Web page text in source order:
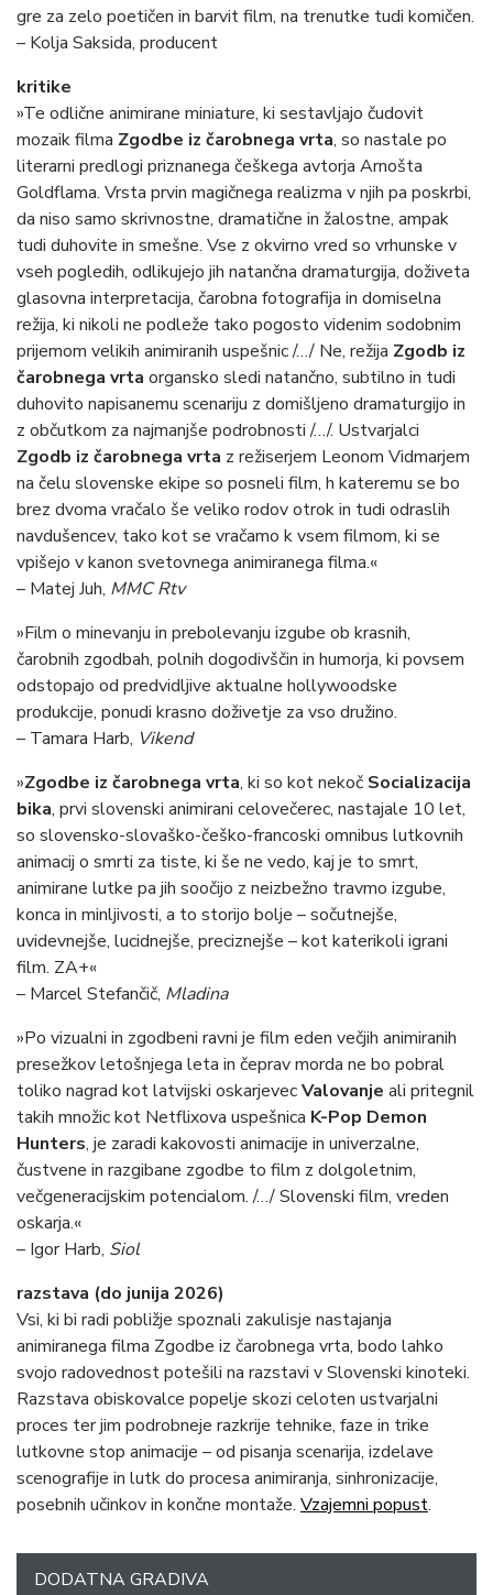
gre za zelo poetičen in barvit film, na trenutke tudi komičen.
– Kolja Saksida, producent
kritike
»Te odlične animirane miniature, ki sestavljajo čudovit
mozaik filma Zgodbe iz čarobnega vrta, so nastale po
literarni predlogi priznanega češkega avtorja Arnošta
Goldflama. Vrsta prvin magičnega realizma v njih pa poskrbi,
da niso samo skrivnostne, dramatične in žalostne, ampak
tudi duhovite in smešne. Vse z okvirno vred so vrhunske v
vseh pogledih, odlikujejo jih natančna dramaturgija, doživeta
glasovna interpretacija, čarobna fotografija in domiselna
režija, ki nikoli ne podleže tako pogosto videnim sodobnim
prijemom velikih animiranih uspešnic /…/ Ne, režija Zgodb iz
čarobnega vrta organsko sledi natančno, subtilno in tudi
duhovito napisanemu scenariju z domišljeno dramaturgijo in
z občutkom za najmanjše podrobnosti /…/. Ustvarjalci
Zgodb iz čarobnega vrta z režiserjem Leonom Vidmarjem
na čelu slovenske ekipe so posneli film, h kateremu se bo
brez dvoma vračalo še veliko rodov otrok in tudi odraslih
navdušencev, tako kot se vračamo k vsem filmom, ki se
vpišejo v kanon svetovnega animiranega filma.«
– Matej Juh, MMC Rtv
»Film o minevanju in prebolevanju izgube ob krasnih,
čarobnih zgodbah, polnih dogodivščin in humorja, ki povsem
odstopajo od predvidljive aktualne hollywoodske
produkcije, ponudi krasno doživetje za vso družino.
– Tamara Harb, Vikend
»Zgodbe iz čarobnega vrta, ki so kot nekoč Socializacija
bika, prvi slovenski animirani celovečerec, nastajale 10 let,
so slovensko-slovaško-češko-francoski omnibus lutkovnih
animacij o smrti za tiste, ki še ne vedo, kaj je to smrt,
animirane lutke pa jih soočijo z neizbežno travmo izgube,
konca in minljivosti, a to storijo bolje – sočutnejše,
uvidevnejše, lucidnejše, preciznejše – kot katerikoli igrani
film. ZA+«
– Marcel Stefančič, Mladina
»Po vizualni in zgodbeni ravni je film eden večjih animiranih
presežkov letošnjega leta in čeprav morda ne bo pobral
toliko nagrad kot latvijski oskarjevecValovanje ali pritegnil
takih množic kot Netflixova uspešnica K-Pop Demon
Hunters, je zaradi kakovosti animacije in univerzalne,
čustvene in razgibane zgodbe to film z dolgoletnim,
večgeneracijskim potencialom. /…/ Slovenski film, vreden
oskarja.«
– Igor Harb, Siol
razstava (do junija 2026)
Vsi, ki bi radi pobližje spoznali zakulisje nastajanja
animiranega filma Zgodbe iz čarobnega vrta, bodo lahko
svojo radovednost potešili na razstavi v Slovenski kinoteki.
Razstava obiskovalce popelje skozi celoten ustvarjalni
proces ter jim podrobneje razkrije tehnike, faze in trike
lutkovne stop animacije – od pisanja scenarija, izdelave
scenografije in lutk do procesa animiranja, sinhronizacije,
posebnih učinkov in končne montaže. Vzajemni popust.
DODATNA GRADIVA